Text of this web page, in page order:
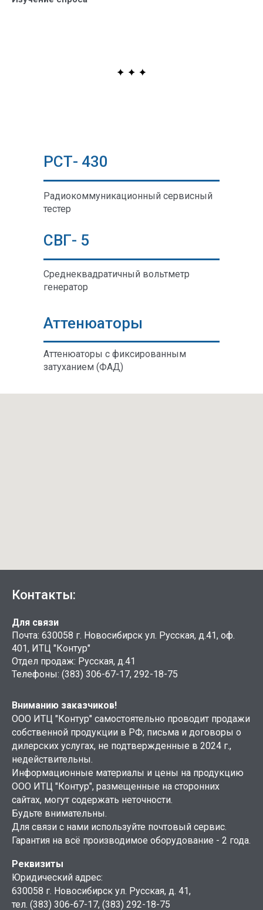
Радиокоммуникационный сервисный
тестер
РСТ- 430
СВГ- 5
Среднеквадратичный вольтметр
генератор
Аттенюаторы
Аттенюаторы с фиксированным
затуханием (ФАД)
Контакты:
Для связи
Почта: 630058 г. Новосибирск ул. Русская, д.41, оф.
401, ИТЦ "Контур"
Отдел продаж: Русская, д.41
Телефоны: (383) 306-67-17, 292-18-75
Вниманию заказчиков!
ООО ИТЦ "Контур" самостоятельно проводит продажи
собственной продукции в РФ; письма и договоры о
дилерских услугах, не подтвержденные в 2024 г.,
недействительны.
Информационные материалы и цены на продукцию
ООО ИТЦ "Контур", размещенные на сторонних
сайтах, могут содержать неточности.
Будьте внимательны.
Для связи с нами используйте почтовый сервис.
Гарантия на всё производимое оборудование - 2 года.
Реквизиты
Юридический адрес:
630058 г. Новосибирск ул. Русская, д. 41,
тел. (383) 306-67-17, (383) 292-18-75